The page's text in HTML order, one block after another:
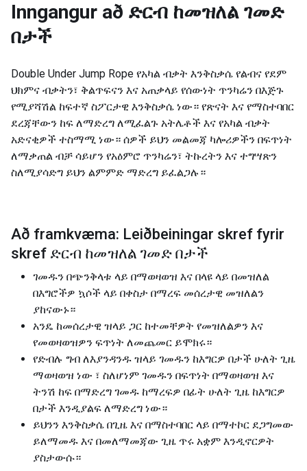
Inngangur að ድርብ ከመዝለል ገመድ
በታች
Double Under Jump Rope የአካል ብቃት እንቅስቃሴ የልብና የደም
ህክምና ብቃትን፣ ቅልጥፍናን እና አጠቃላይ የሰውነት ጥንካሬን በእጅጉ
የሚያሻሽል ከፍተኛ ስፖርታዊ እንቅስቃሴ ነው። የጽናት እና የማስተባበር
ደረጃቸውን ከፍ ለማድረግ ለሚፈልጉ አትሌቶች እና የአካል ብቃት
አድናቂዎች ተስማሚ ነው። ሰዎች ይህን መልመጃ ካሎሪዎችን በፍጥነት
ለማቃጠል ብቻ ሳይሆን የአዕምሮ ጥንካሬን፣ ትኩረትን እና ተግሣጽን
ስለሚያሳድግ ይህን ልምምድ ማድረግ ይፈልጋሉ።
Að framkvæma: Leiðbeiningar skref fyrir
skref ድርብ ከመዝለል ገመድ በታች
ገመዱን በጭንቅላቱ ላይ በማወዛወዝ እና በላዩ ላይ በመዝለል
በእግሮችዎ ኳሶች ላይ በቀስታ በማረፍ መሰረታዊ መዝለልን
ያከናውኑ።
አንዴ ከመሰረታዊ ዝላይ ጋር ከተመቸዎት የመዝለልዎን እና
የመወዛወዝዎን ፍጥነት ለመጨመር ይሞክሩ።
የድብሉ ግብ ለእያንዳንዱ ዝላይ ገመዱን ከእግርዎ በታች ሁለት ጊዜ
ማወዛወዝ ነው ፣ ስለሆነም ገመዱን በፍጥነት በማወዛወዝ እና
ትንሽ ከፍ በማድረግ ገመዱ ከማረፍዎ በፊት ሁለት ጊዜ ከእግርዎ
በታች እንዲያልፍ ለማድረግ ነው።
ይህንን እንቅስቃሴ በጊዜ እና በማስተባበር ላይ በማተኮር ደጋግመው
ይለማመዱ እና በመለማመጃው ጊዜ ጥሩ አቋም እንዲኖርዎት
ያስታውሱ።